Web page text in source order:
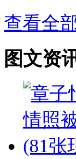
查看全
图文资